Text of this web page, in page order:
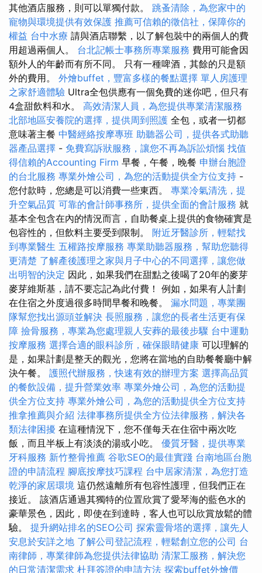
其他酒店服務，則可以單獨付款。 跳蚤清除，為您家中的
寵物與環境提供有效保護 推薦可信賴的徵信社，保障你的
權益 台中水療 請與酒店聯繫，以了解包裝中的兩個人的費
用超過兩個人。 台北記帳士事務所專業服務 費用可能會因
額外人的年齡而有所不同。 只有一種啤酒，其餘的只是額
外的費用。 外燴buffet，豐富多樣的餐點選擇 單人房護理
之家舒適體驗 Ultra全包供應有一個免費的迷你吧，但只有
4盒甜飲料和水。 高效清潔人員，為您提供專業清潔服務
北部地區安養院的選擇，提供周到照護 全包，或者一切都
意味著主餐 中醫經絡按摩專班 助聽器公司，提供各式助聽
器產品選擇 - 免費寫訴狀服務，讓您不再為訴訟煩惱 找值
得信賴的Accounting Firm 早餐，午餐，晚餐 申辦台胞證
的台北服務 專業外燴公司，為您的活動提供全方位支持 -
您付款時，您總是可以消費一些東西。 專業冷氣清洗，提
升空氣品質 可靠的會計師事務所，提供全面的會計服務 就
基本全包含在內的情況而言，自助餐桌上提供的食物確實是
包容性的，但飲料主要受到限制。 附近牙醫診所，輕鬆找
到專業醫生 五權路按摩服務 專業助聽器服務，幫助您聽得
更清楚 了解產後護理之家與月子中心的不同選擇，讓您做
出明智的決定 因此，如果我們在甜點之後喝了20年的麥芽
麥芽維斯基，請不要忘記為此付費！ 例如，如果有人計劃
在住宿之外度過很多時間早餐和晚餐。 漏水問題，專業團
隊幫您找出源頭並解決 長照服務，讓您的長者生活更有保
障 撿骨服務，專業為您處理親人安葬的最後步驟 台中運動
按摩服務 選擇合適的眼科診所，確保眼睛健康 可以理解的
是，如果計劃是整天的觀光，您將在當地的自助餐餐廳中解
決午餐。 護照代辦服務，快速有效的辦理方案 選擇高品質
的餐飲設備，提升營業效率 專業外燴公司，為您的活動提
供全方位支持 專業外燴公司，為您的活動提供全方位支持
推拿推薦與介紹 法律事務所提供全方位法律服務，解決各
類法律困擾 在這種情況下，您不僅每天在住宿中兩次吃
飯，而且半板上有淡淡的湯或小吃。 優質牙醫，提供專業
牙科服務 新竹整骨推薦 谷歌SEO的最佳實踐 台南地區台胞
證的申請流程 腳底按摩技巧課程 台中居家清潔，為您打造
乾淨的家居環境 這仍然遠離所有包容性護理，但我們正在
接近。 該酒店通過其獨特的位置欣賞了愛琴海的藍色水的
豪華景色，因此，即使在到達時，客人也可以欣賞放鬆的體
驗。 提升網站排名的SEO公司 探索靈骨塔的選擇，讓先人
安息於安詳之地 了解公司登記流程，輕鬆創立您的公司 台
南律師，專業律師為您提供法律協助 清潔工服務，解決您
的日常清潔需求 杜拜簽證的申請方法 探索buffet外燴價